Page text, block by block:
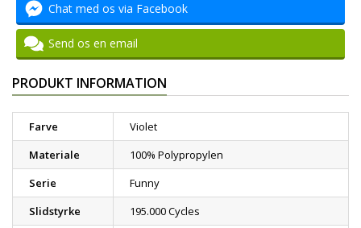
Chat med os via Facebook
Send os en email
PRODUKT INFORMATION
Farve
Violet
Materiale
100% Polypropylen
Serie
Funny
Slidstyrke
195.000 Cycles